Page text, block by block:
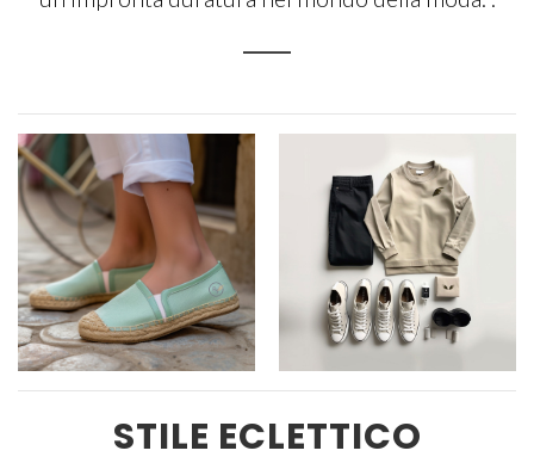
STILE ECLETTICO